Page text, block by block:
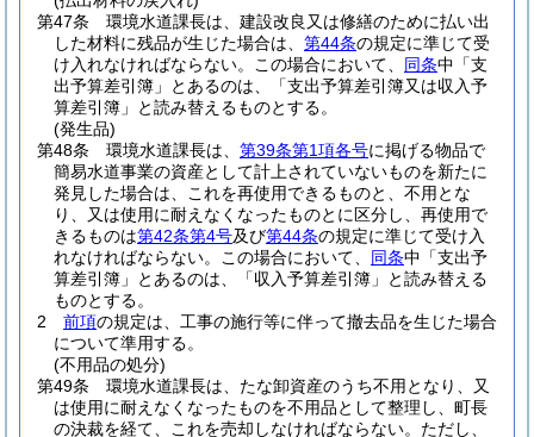
第47条
環境水道課長は、建設改良又は修繕のために払い出
した材料に残品が生じた場合は、 第44条の規定に準じて受
け入れなければならない。
この場合において、 同条中「支
出予算差引簿」とあるのは、「支出予算差引簿又は収入予
算差引簿」と読み替えるものとする。
(発生品)
第48条
環境水道課長は、 第39条第1項各号に掲げる物品で
簡易水道事業の資産として計上されていないものを新たに
発見した場合は、これを再使用できるものと、不用とな
り、又は使用に耐えなくなったものとに区分し、再使用で
きるものは第42条第4号及び第44条の規定に準じて受け入
れなければならない。
この場合において、 同条中「支出予
算差引簿」とあるのは、「収入予算差引簿」と読み替える
ものとする。
2
前項の規定は、工事の施行等に伴って撤去品を生じた場合
について準用する。
(不用品の処分)
第49条
環境水道課長は、たな卸資産のうち不用となり、又
は使用に耐えなくなったものを不用品として整理し、町長
の決裁を経て、これを売却しなければならない。 ただし、